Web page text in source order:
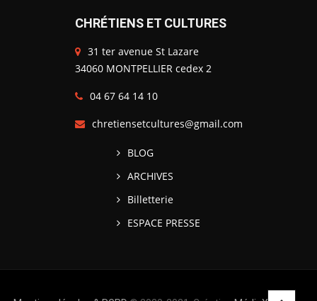
CHRÉTIENS ET CULTURES
31 ter avenue St Lazare
34060 MONTPELLIER cedex 2
04 67 64 14 10
chretiensetcultures@gmail.com
BLOG
ARCHIVES
Billetterie
ESPACE PRESSE